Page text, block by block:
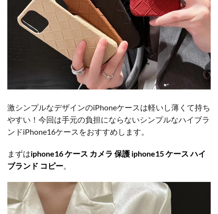
激シンプルなデザインのiPhoneケースは軽いし薄くて持ち
やすい！今回は手元の負担にならないシンプルなハイブラ
ンドiPhone16ケースをおすすめします。
まずはiphone16 ケース カメラ 保護 iphone15 ケース ハイ
ブランド コピー。